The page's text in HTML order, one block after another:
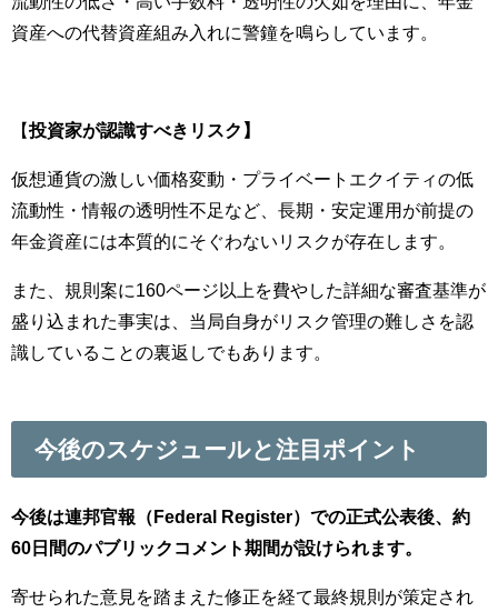
資産への代替資産組み入れに警鐘を鳴らしています。
【投資家が認識すべきリスク】
仮想通貨の激しい価格変動・プライベートエクイティの低
流動性・情報の透明性不足など、長期・安定運用が前提の
年金資産には本質的にそぐわないリスクが存在します。
また、規則案に160ページ以上を費やした詳細な審査基準が
盛り込まれた事実は、当局自身がリスク管理の難しさを認
識していることの裏返しでもあります。
今後のスケジュールと注目ポイント
今後は連邦官報（Federal Register）での正式公表後、約
60日間のパブリックコメント期間が設けられます。
寄せられた意見を踏まえた修正を経て最終規則が策定され